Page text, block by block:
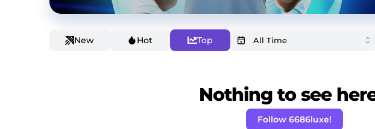
New Hot Top
Nothing to see
Follow 6686luxe!